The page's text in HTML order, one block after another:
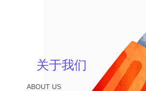
关于我们
ABOUT US